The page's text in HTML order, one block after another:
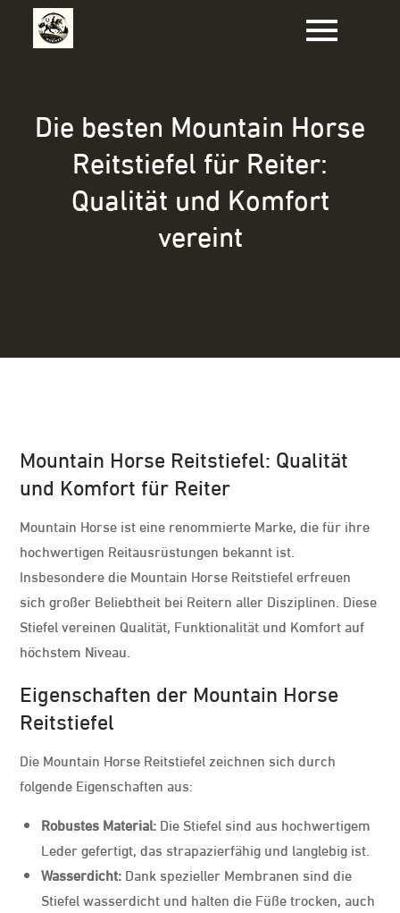
Die besten Mountain Horse
Reitstiefel für Reiter:
Qualität und Komfort
vereint
Mountain Horse Reitstiefel: Qualität
und Komfort für Reiter
Mountain Horse ist eine renommierte Marke, die für ihre
hochwertigen Reitausrüstungen bekannt ist.
Insbesondere die Mountain Horse Reitstiefel erfreuen
sich großer Beliebtheit bei Reitern aller Disziplinen. Diese
Stiefel vereinen Qualität, Funktionalität und Komfort auf
höchstem Niveau.
Eigenschaften der Mountain Horse
Reitstiefel
Die Mountain Horse Reitstiefel zeichnen sich durch
folgende Eigenschaften aus:
Robustes Material: Die Stiefel sind aus hochwertigem
Leder gefertigt, das strapazierfähig und langlebig ist.
Wasserdicht: Dank spezieller Membranen sind die
Stiefel wasserdicht und halten die Füße trocken, auch